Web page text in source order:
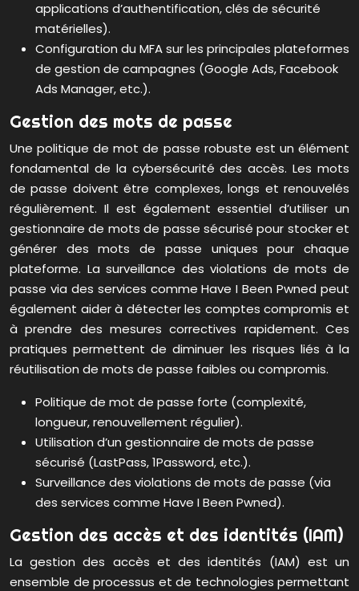
applications d’authentification, clés de sécurité
matérielles).
Configuration du MFA sur les principales plateformes
de gestion de campagnes (Google Ads, Facebook
Ads Manager, etc.).
Gestion des mots de passe
Une politique de mot de passe robuste est un élément
fondamental de la cybersécurité des accès. Les mots
de passe doivent être complexes, longs et renouvelés
régulièrement. Il est également essentiel d’utiliser un
gestionnaire de mots de passe sécurisé pour stocker et
générer des mots de passe uniques pour chaque
plateforme. La surveillance des violations de mots de
passe via des services comme Have I Been Pwned peut
également aider à détecter les comptes compromis et
à prendre des mesures correctives rapidement. Ces
pratiques permettent de diminuer les risques liés à la
réutilisation de mots de passe faibles ou compromis.
Politique de mot de passe forte (complexité,
longueur, renouvellement régulier).
Utilisation d’un gestionnaire de mots de passe
sécurisé (LastPass, 1Password, etc.).
Surveillance des violations de mots de passe (via
des services comme Have I Been Pwned).
Gestion des accès et des identités (IAM)
La gestion des accès et des identités (IAM) est un
ensemble de processus et de technologies permettant